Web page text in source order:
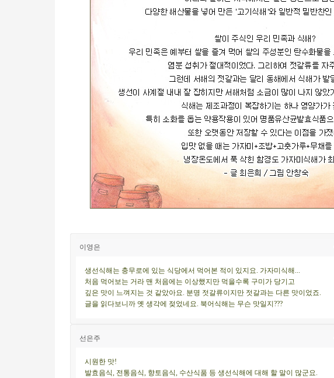
이영은
생선식해는 충무로에 있는 식당에서 먹어본 적이 있지요. 가자미식해...
처음 먹어보는 거라 맨 처음에는 이상했지만 먹을수록 구미가 당기고
깊은 맛이 느껴지는 것 같았아요. 분명 젓갈류이지만 젓갈과는 다른 맛이었죠.
글을 읽다보니까 옛 생각에 젖었네요. 북어식해는 무슨 맛일지???
선은주
시원한 맛!
발효음식, 전통음식, 향토음식, 수산식품 등 생선식해에 대해 할 말이 많군요.